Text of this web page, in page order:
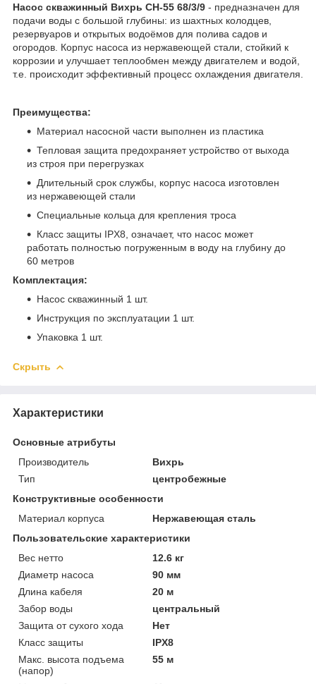
Насос скважинный Вихрь СН-55 68/3/9 - предназначен для
подачи воды с большой глубины: из шахтных колодцев,
резервуаров и открытых водоёмов для полива садов и
огородов. Корпус насоса из нержавеющей стали, стойкий к
коррозии и улучшает теплообмен между двигателем и водой,
т.е. происходит эффективный процесс охлаждения двигателя.
Преимущества:
Материал насосной части выполнен из пластика
Тепловая защита предохраняет устройство от выхода
из строя при перегрузках
Длительный срок службы, корпус насоса изготовлен
из нержавеющей стали
Специальные кольца для крепления троса
Класс защиты IPX8, означает, что насос может
работать полностью погруженным в воду на глубину до
60 метров
Комплектация:
Насос скважинный 1 шт.
Инструкция по эксплуатации 1 шт.
Упаковка 1 шт.
Скрыть
Характеристики
Основные атрибуты
Производитель
Вихрь
Тип
центробежные
Конструктивные особенности
Материал корпуса
Нержавеющая сталь
Пользовательские характеристики
Вес нетто
12.6 кг
Диаметр насоса
90 мм
Длина кабеля
20 м
Забор воды
центральный
Защита от сухого хода
Нет
Класс защиты
IPX8
Макс. высота подъема
(напор)
55 м